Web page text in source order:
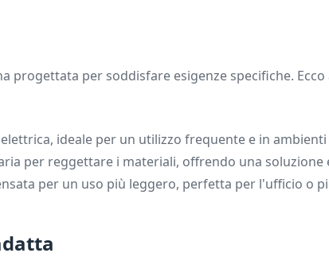
progettata per soddisfare esigenze specifiche.
ideale per un utilizzo frequente e in
per reggettare i materiali, offrendo una soluzione
per un uso più leggero, perfetta per l'ufficio o